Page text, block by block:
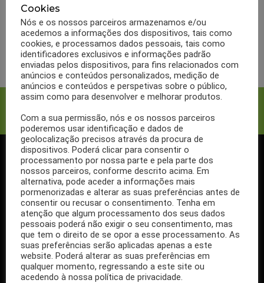
Bula Frileg
LER MAIS
SIGA-NOS NO FACEBOOK
Se ainda não segue a nossa página de Facebook, não espere mais!
Basta clicar no botão Seguir em cima.
Ao seguir a nossa página passa a receber gratuitamente os
nossos artigos no seu Facebook.
Cookies
Nós e os nossos parceiros armazenamos e/ou
acedemos a informações dos dispositivos, tais como
cookies, e processamos dados pessoais, tais como
identificadores exclusivos e informações padrão
enviadas pelos dispositivos, para fins relacionados com
anúncios e conteúdos personalizados, medição de
anúncios e conteúdos e perspetivas sobre o público,
assim como para desenvolver e melhorar produtos.
Com a sua permissão, nós e os nossos parceiros
poderemos usar identificação e dados de
geolocalização precisos através da procura de
dispositivos. Poderá clicar para consentir o
processamento por nossa parte e pela parte dos
nossos parceiros, conforme descrito acima. Em
alternativa, pode aceder a informações mais
pormenorizadas e alterar as suas preferências antes de
consentir ou recusar o consentimento. Tenha em
atenção que algum processamento dos seus dados
pessoais poderá não exigir o seu consentimento, mas
que tem o direito de se opor a esse processamento. As
suas preferências serão aplicadas apenas a este
website. Poderá alterar as suas preferências em
qualquer momento, regressando a este site ou
acedendo à nossa política de privacidade.